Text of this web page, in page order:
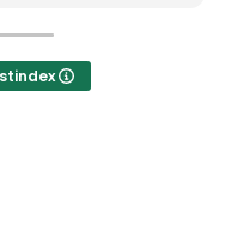
a Mila